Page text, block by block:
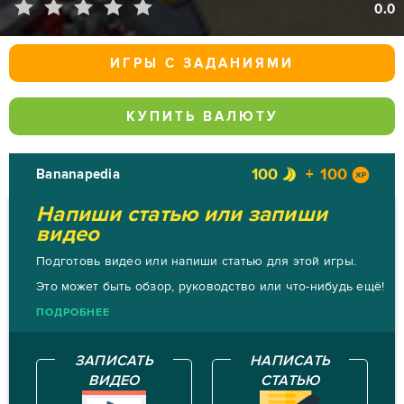
0.0
ИГРЫ С ЗАДАНИЯМИ
КУПИТЬ ВАЛЮТУ
Bananapedia 100 100
Напиши статью или запиши
видео
Подготовь видео или напиши статью для этой игры.
Это может быть обзор, руководство или что-нибудь ещё!
ПОДРОБНЕЕ
ЗАПИСАТЬ
ВИДЕО
НАПИСАТЬ
СТАТЬЮ